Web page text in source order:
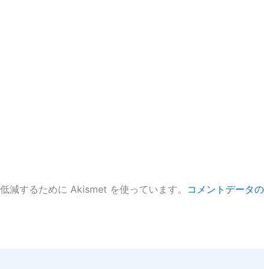
減するために Akismet を使っています。 コメントデータ